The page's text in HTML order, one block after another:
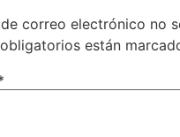
correo electrónico no
están